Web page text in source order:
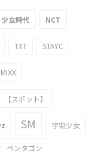
少女時代 NCT
TXT STAYC
【スポット】
SM 宇宙少女
ペンタゴン